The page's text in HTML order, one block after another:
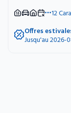
12
Offres
Jusqu'au 2026-